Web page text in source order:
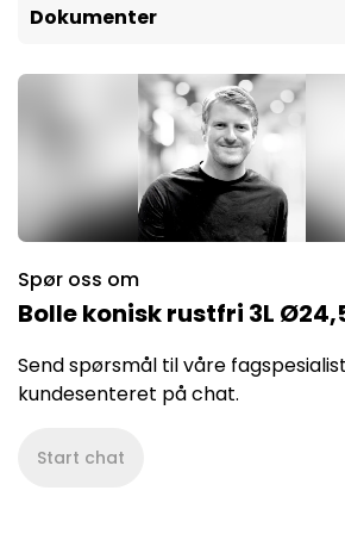
Dokumenter
Spør oss om
Bolle konisk rustfri 3L
Send spørsmål til våre
kundesenteret på chat.
Start chat